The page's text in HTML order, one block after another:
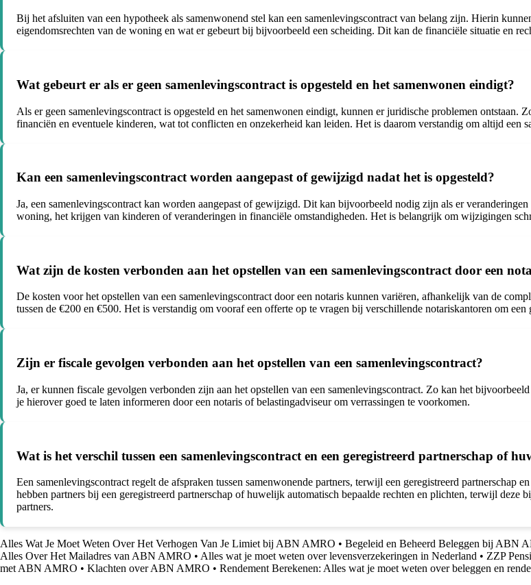
Bij het afsluiten van een hypotheek als samenwonend stel kan een samenlevingscontract van belang zijn. Hierin
eigendomsrechten van de woning en wat er gebeurt bij bijvoorbeeld een scheiding. Dit kan de financiële situatie en
Wat gebeurt er als er geen samenlevingscontract is opgesteld en het samenwonen eindigt?
Als er geen samenlevingscontract is opgesteld en het samenwonen eindigt, kunnen er juridische problemen
financiën en eventuele kinderen, wat tot conflicten en onzekerheid kan leiden. Het is daarom verstandig om altijd een
Kan een samenlevingscontract worden aangepast of gewijzigd nadat het is opgesteld?
Ja, een samenlevingscontract kan worden aangepast of gewijzigd. Dit kan bijvoorbeeld nodig zijn als er
woning, het krijgen van kinderen of veranderingen in financiële omstandigheden. Het is belangrijk om wijzigingen
Wat zijn de kosten verbonden aan het opstellen van een samenlevingscontract door een
De kosten voor het opstellen van een samenlevingscontract door een notaris kunnen variëren, afhankelijk van de
tussen de €200 en €500. Het is verstandig om vooraf een offerte op te vragen bij verschillende notariskantoren om
Zijn er fiscale gevolgen verbonden aan het opstellen van een samenlevingscontract?
Ja, er kunnen fiscale gevolgen verbonden zijn aan het opstellen van een samenlevingscontract. Zo kan het
je hierover goed te laten informeren door een notaris of belastingadviseur om verrassingen te voorkomen.
Wat is het verschil tussen een samenlevingscontract en een geregistreerd partnerschap of
Een samenlevingscontract regelt de afspraken tussen samenwonende partners, terwijl een geregistreerd
hebben partners bij een geregistreerd partnerschap of huwelijk automatisch bepaalde rechten en plichten, terwijl deze
partners.
Alles Wat Je Moet Weten Over Het Verhogen Van Je Limiet bij ABN AMRO • Begeleid en Beheerd Beleggen bij ABN
Alles Over Het Mailadres van ABN AMRO • Alles wat je moet weten over levensverzekeringen in Nederland • ZZP
met ABN AMRO • Klachten over ABN AMRO • Rendement Berekenen: Alles wat je moet weten over beleggen en